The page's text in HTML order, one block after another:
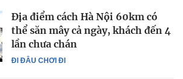
ĐI ĐÂU CHƠI ĐI
Địa điểm cách Hà Nội 60km có
thể săn mây cả ngày, khách đến 4
lần chưa chán